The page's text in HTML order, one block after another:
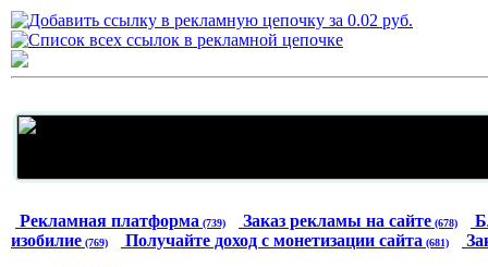
Рекламная платформа (739) Заказ рекламы на сайте (678)
изобилие (769) Получайте доход с монетизации сайта (681)